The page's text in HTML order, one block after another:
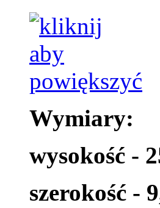
Wymiary:
wysokość -
szerokość -